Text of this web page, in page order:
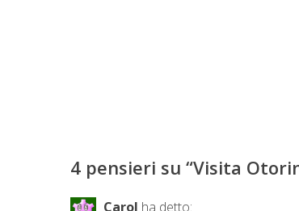
4 pensieri su “Visita
Carol ha detto: